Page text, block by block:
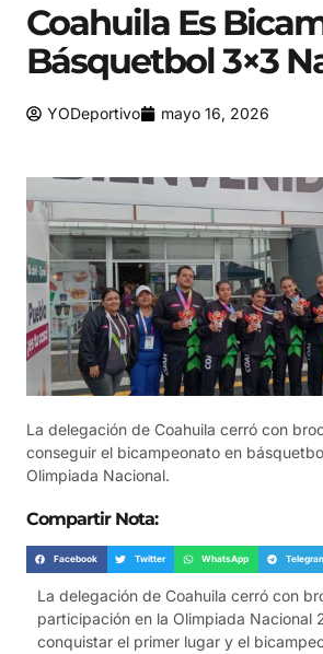
Coahuila Es
Básquetbol 3×3
YODeportivo mayo 16, 2026
La delegación de Coahuila cerró con
conseguir el bicampeonato en
Olimpiada Nacional.
Compartir Nota:
Facebook Twitter WhatsApp
La delegación de Coahuila cerró con
participación en la Olimpiada Nacional
conquistar el primer lugar y el